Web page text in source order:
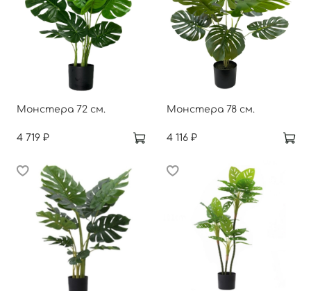
Монстера 72 см.
4 719 ₽
Монстера 78 см.
4 116 ₽